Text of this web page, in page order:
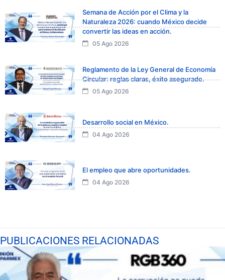
Semana de Acción por el Clima y la
Naturaleza 2026: cuando México decide
convertir las ideas en acción.
05 Ago 2026
Reglamento de la Ley General de Economía
Circular: reglas claras, éxito asegurado.
05 Ago 2026
Desarrollo social en México.
04 Ago 2026
El empleo que abre oportunidades.
04 Ago 2026
PUBLICACIONES RELACIONADAS